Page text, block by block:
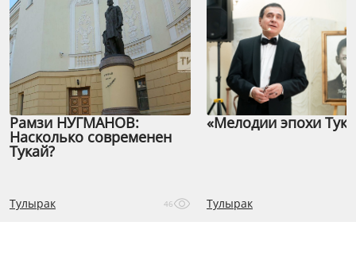
Рамзи НУГМАНОВ:
Насколько современен
Тукай?
Тулырак 46
«Мелодии эпохи
Тулырак